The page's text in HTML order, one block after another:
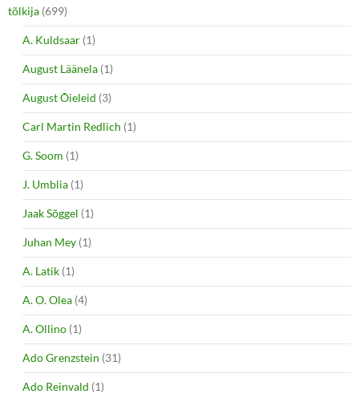
tõlkija (699)
A. Kuldsaar (1)
August Läänela (1)
August Õieleid (3)
Carl Martin Redlich (1)
G. Soom (1)
J. Umblia (1)
Jaak Sõggel (1)
Juhan Mey (1)
A. Latik (1)
A. O. Olea (4)
A. Ollino (1)
Ado Grenzstein (31)
Ado Reinvald (1)